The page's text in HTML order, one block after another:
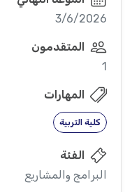
3/6/2026
المتقدمون
1
المهارات
كلية التربية
الفئة
البرامج والمشاريع